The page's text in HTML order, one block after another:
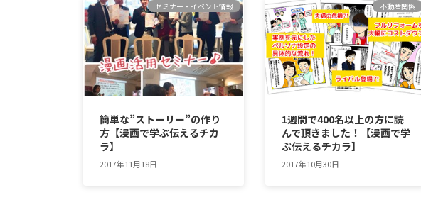
セミナー・イベント情報
簡単な”ストーリー”の作り
方【漫画で学ぶ伝えるチカ
ラ】
2017年11月18日
不動産関係
1週間で400名以上の方に読
んで頂きました！【漫画で学
ぶ伝えるチカラ】
2017年10月30日